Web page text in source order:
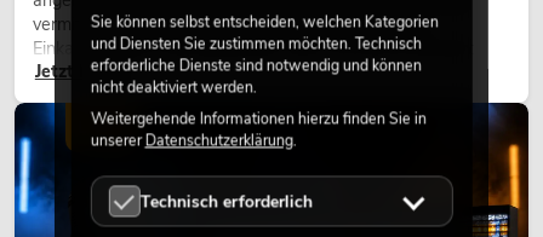
vermitteln Natürlichkeit. Ob in Hotels, Restaurants,
Einkaufszentren, Bürogebäuden oder auf Messeständen:
eine hochwertige Begrünung gehört heute längst zum
modernen Raumkonzept.
Jetzt lesen
LICHT
Sie können selbst entscheiden, welchen Kategorien
und Diensten Sie zustimmen möchten. Technisch
erforderliche Dienste sind notwendig und können
nicht deaktiviert werden.
Weitergehende Informationen hierzu finden Sie in
unsererDatenschutzerklärung.
Technisch erforderlich